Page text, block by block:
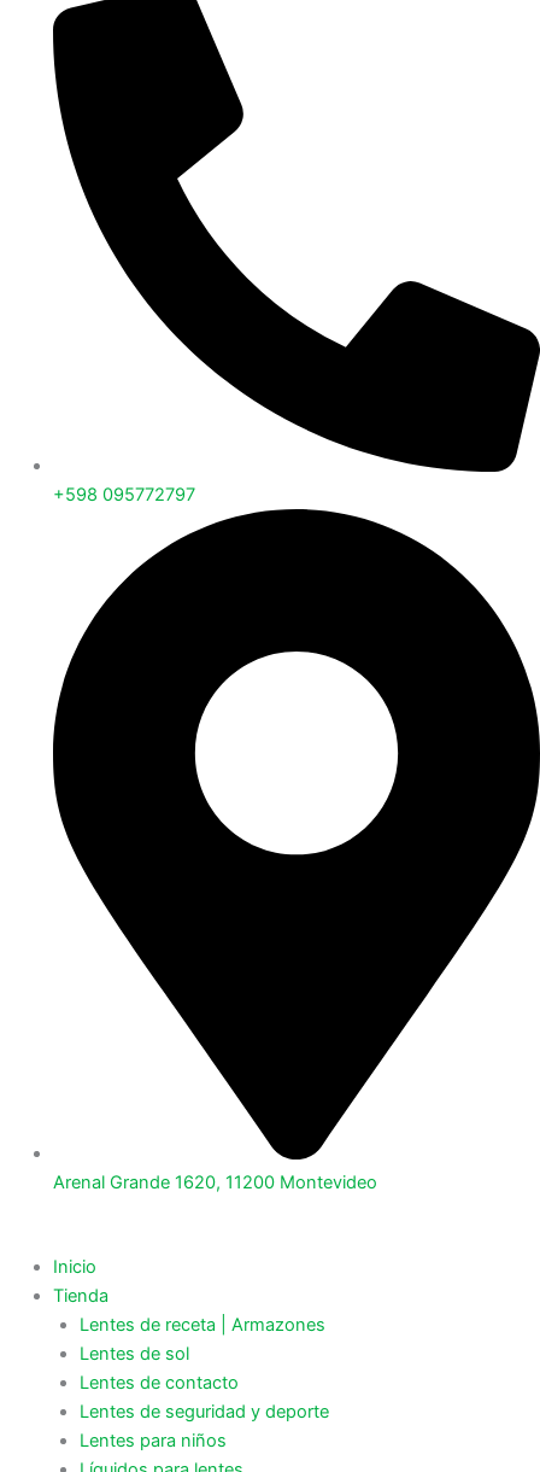
+598 095772797
Arenal Grande 1620, 11200 Montevideo
Inicio
Tienda
Lentes de receta | Armazones
Lentes de sol
Lentes de contacto
Lentes de seguridad y deporte
Lentes para niños